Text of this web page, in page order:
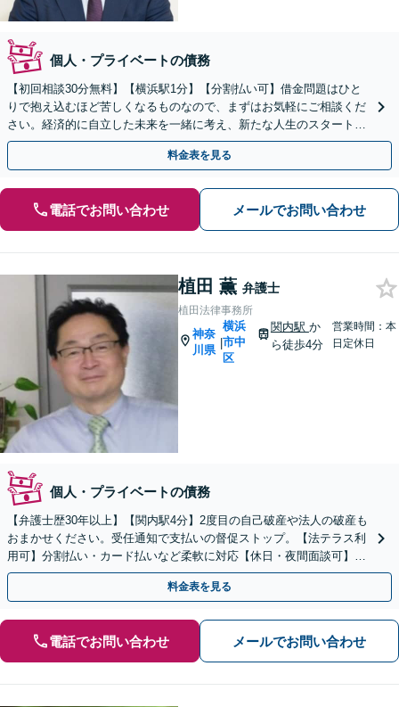
個人・プライベートの債務
【初回相談30分無料】【横浜駅1分】【分割払い可】借金問題はひと
りで抱え込むほど苦しくなるものなので、まずはお気軽にご相談くだ
さい。経済的に自立した未来を一緒に考え、新たな人生のスタートを
サポート「法人破産／スムーズな事業閉鎖をサポート」
料金表を見る
電話でお問い合わせ メールでお問い合わせ
植田 薫 弁護士
植田法律事務所
神奈
川県
|
横浜
市中
区
関内駅 か
ら徒歩4分
営業時間：本
日定休日
個人・プライベートの債務
【弁護士歴30年以上】【関内駅4分】2度目の自己破産や法人の破産も
おまかせください。受任通知で支払いの督促ストップ。【法テラス利
用可】分割払い・カード払いなど柔軟に対応【休日・夜間面談可】
【電話／メール／ビデオ面談可】
料金表を見る
電話でお問い合わせ メールでお問い合わせ